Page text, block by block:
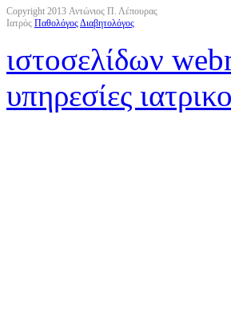
Copyright 2013 Αντώνιος Π. Λέπουρας
Ιατρός ΠαθολόγοςΔιαβητολόγος
ιστοσελίδων
υπηρεσίες